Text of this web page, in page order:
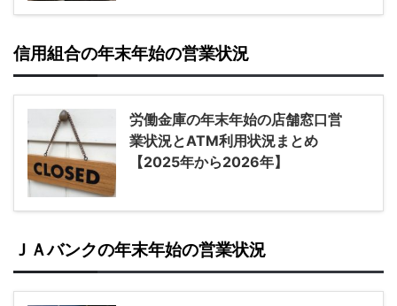
信用組合の年末年始の営業状況
労働金庫の年末年始の店舗窓口営
業状況とATM利用状況まとめ
【2025年から2026年】
ＪＡバンクの年末年始の営業状況